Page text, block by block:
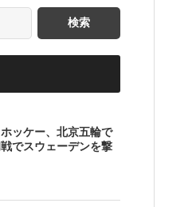
ッケー、北京五輪で
でスウェーデンを撃